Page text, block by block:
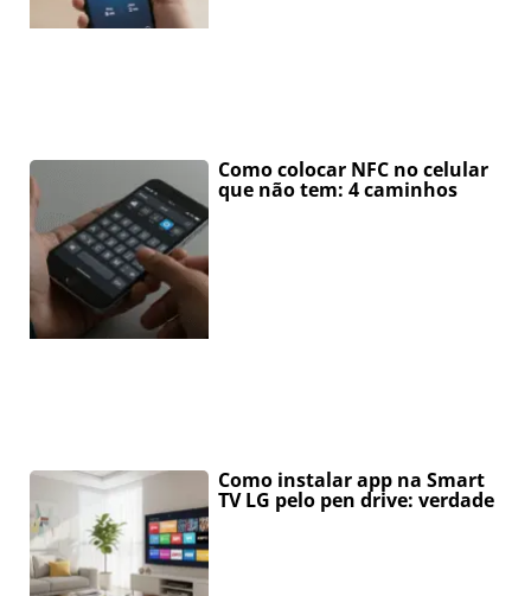
Como colocar NFC no celular
que não tem: 4 caminhos
Como instalar app na Smart
TV LG pelo pen drive: verdade